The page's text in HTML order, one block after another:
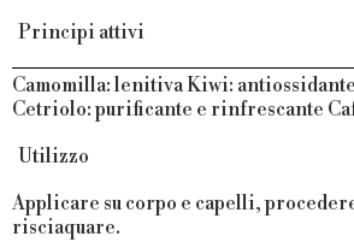
Principi attivi
Camomilla: lenitivaKiwi: antiossidante
Cetriolo: purificante e rinfrescante
Utilizzo
Applicare su corpo e capelli,
risciaquare.